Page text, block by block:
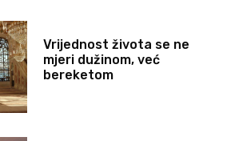
Vrijednost života se ne
mjeri dužinom, već
bereketom